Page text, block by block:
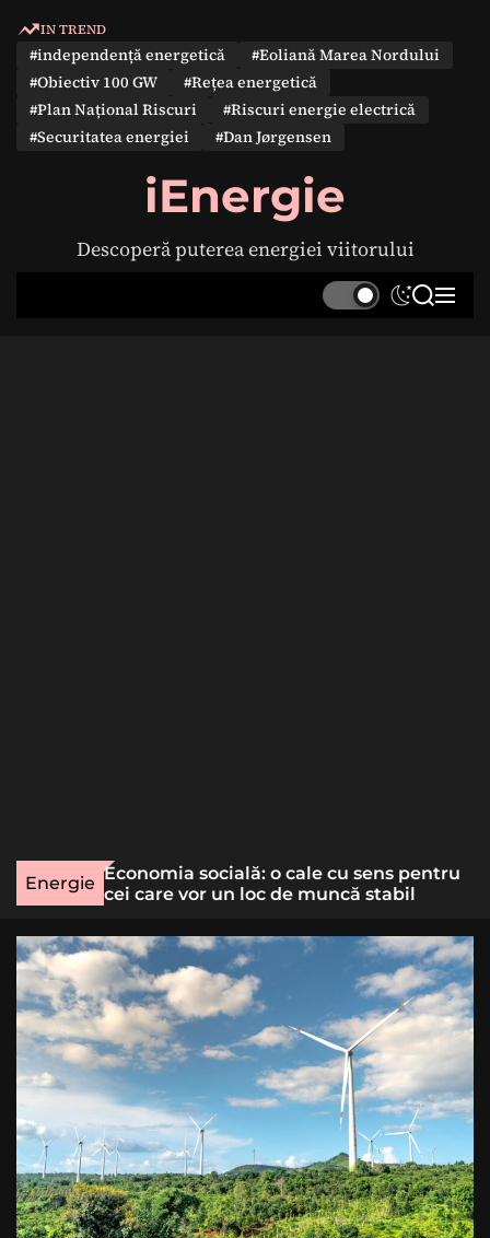
IN TREND
#independență energetică
#Eoliană Marea Nordului
#Obiectiv 100 GW
#Rețea energetică
#Plan Național Riscuri
#Riscuri energie electrică
#Securitatea energiei
#Dan Jørgensen
iEnergie
Descoperă puterea energiei viitorului
S
S M
Energie
rară
Economia socială: o cale cu sens pentru
cei care vor un loc de muncă stabil